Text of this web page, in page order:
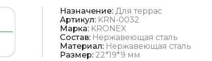
Назначение: Для террас
Артикул: KRN-0032
Марка: KRONEX
Состав: Нержавеющая сталь
Материал: Нержавеющая сталь
Размер: 22*19*9 мм